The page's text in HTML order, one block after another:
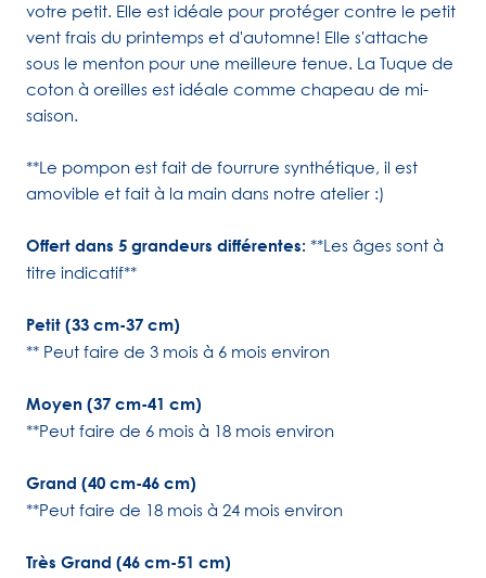
votre petit. Elle est idéale pour protéger contre le petit
vent frais du printemps et d'automne! Elle s'attache
sous le menton pour une meilleure tenue. La Tuque de
coton à oreilles est idéale comme chapeau de mi-
saison.
**Le pompon est fait de fourrure synthétique, il est
amovible et fait à la main dans notre atelier :)
Offert dans 5 grandeurs différentes: **Les âges sont à
titre indicatif**
Petit (33 cm-37 cm)
** Peut faire de 3 mois à 6 mois environ
Moyen (37 cm-41 cm)
**Peut faire de 6 mois à 18 mois environ
Grand (40 cm-46 cm)
**Peut faire de 18 mois à 24 mois environ
Très Grand (46 cm-51 cm)